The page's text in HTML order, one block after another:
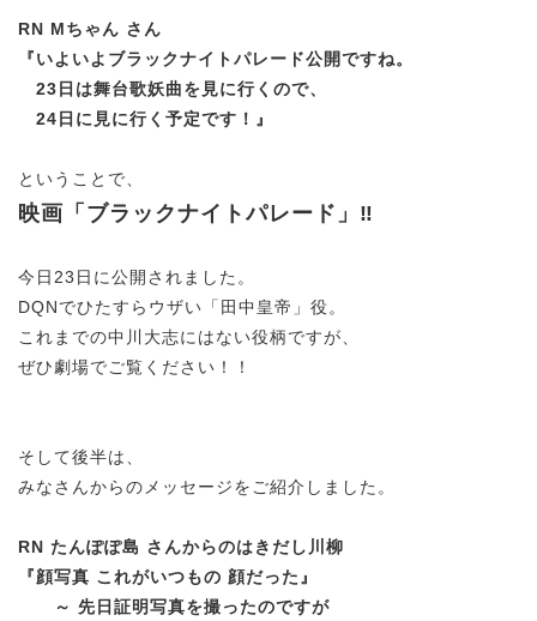
RN Mちゃん さん
『いよいよブラックナイトパレード公開ですね。
23日は舞台歌妖曲を見に行くので、
24日に見に行く予定です！』
ということで、
映画「ブラックナイトパレード」‼
今日23日に公開されました。
DQNでひたすらウザい「田中皇帝」役。
これまでの中川大志にはない役柄ですが、
ぜひ劇場でご覧ください！！
そして後半は、
みなさんからのメッセージをご紹介しました。
RN たんぽぽ島 さんからのはきだし川柳
『顔写真 これがいつもの 顔だった』
～ 先日証明写真を撮ったのですが